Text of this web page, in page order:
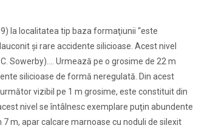
9) la localitatea tip baza formaţiunii “este
şi rare accidente silicioase. Acest nivel
Sowerby).... Urmează pe o grosime de 22 m
silicioase de formă neregulată. Din acest
vizibil pe 1 m grosime, este constituit din
nivel se întâlnesc exemplare puţin abundente
m, apar calcare marnoase cu noduli de silexit